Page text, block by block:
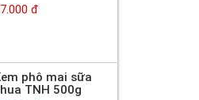
đ
phô mai sữa
TNH 500g